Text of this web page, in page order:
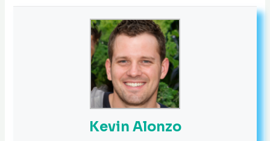
Kevin Alonzo